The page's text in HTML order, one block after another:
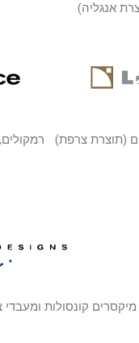
אנגליה)
(תוצרת צרפת)
מיקסרים קונסולות